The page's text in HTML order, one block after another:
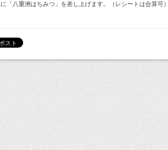
「八重洲はちみつ」を差し上げます。（レシートは合算可）